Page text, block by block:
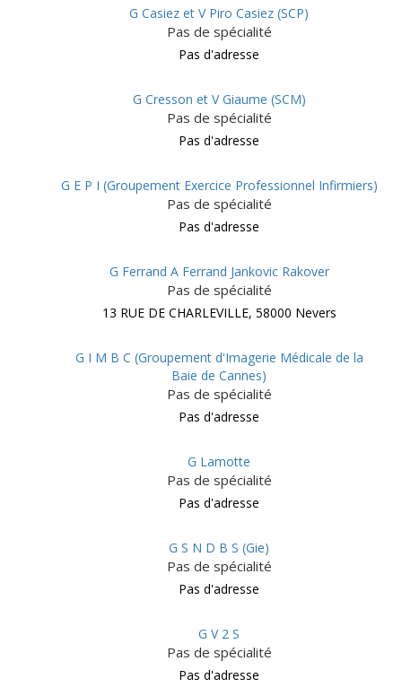
G Casiez et V Piro Casiez (SCP)
Pas de spécialité
Pas d'adresse
G Cresson et V Giaume (SCM)
Pas de spécialité
Pas d'adresse
G E P I (Groupement Exercice Professionnel Infirmiers)
Pas de spécialité
Pas d'adresse
G Ferrand A Ferrand Jankovic Rakover
Pas de spécialité
13 RUE DE CHARLEVILLE, 58000 Nevers
G I M B C (Groupement d'Imagerie Médicale de la
Baie de Cannes)
Pas de spécialité
Pas d'adresse
G Lamotte
Pas de spécialité
Pas d'adresse
G S N D B S (Gie)
Pas de spécialité
Pas d'adresse
G V 2 S
Pas de spécialité
Pas d'adresse